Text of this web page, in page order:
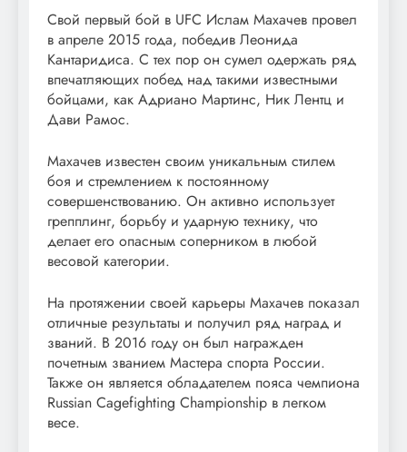
Свой первый бой в UFC Ислам Махачев провел
в апреле 2015 года, победив Леонида
Кантаридиса. С тех пор он сумел одержать ряд
впечатляющих побед над такими известными
бойцами, как Адриано Мартинс, Ник Лентц и
Дави Рамос.
Махачев известен своим уникальным стилем
боя и стремлением к постоянному
совершенствованию. Он активно использует
грепплинг, борьбу и ударную технику, что
делает его опасным соперником в любой
весовой категории.
На протяжении своей карьеры Махачев показал
отличные результаты и получил ряд наград и
званий. В 2016 году он был награжден
почетным званием Мастера спорта России.
Также он является обладателем пояса чемпиона
Russian Cagefighting Championship в легком
весе.